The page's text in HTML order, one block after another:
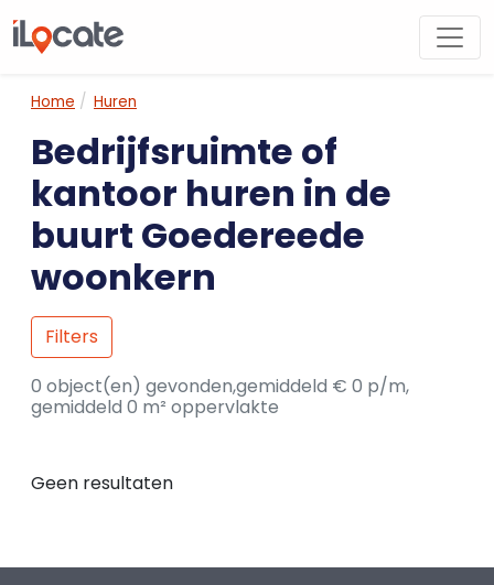
Home Huren
Bedrijfsruimte of
kantoor huren in de
buurt Goedereede
woonkern
Filters
0 object(en) gevonden,gemiddeld € 0 p/m,
gemiddeld 0 m² oppervlakte
Geen resultaten